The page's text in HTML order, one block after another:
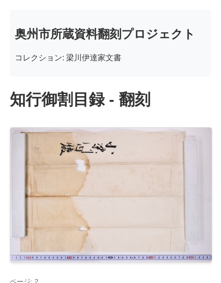
奥州市所蔵資料翻刻プロジェクト
コレクション: 梁川伊達家文書
知行御割目録 - 翻刻